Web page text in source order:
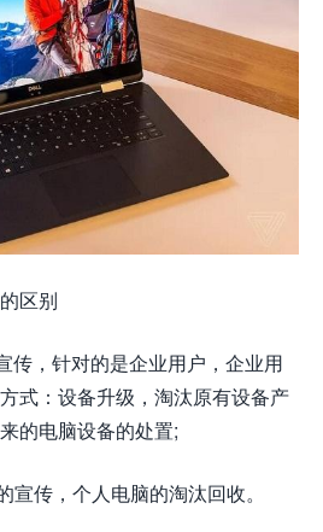
区别
传，针对的是企业用户，企业用
式：设备升级，淘汰原有设备产
的电脑设备的处置;
宣传，个人电脑的淘汰回收。